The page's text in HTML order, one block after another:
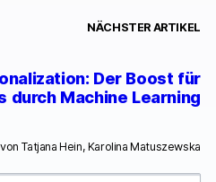
NÄCHSTER ARTIKEL
Der Boost für
durch Machine Learning
Tatjana Hein, Karolina Matuszewska